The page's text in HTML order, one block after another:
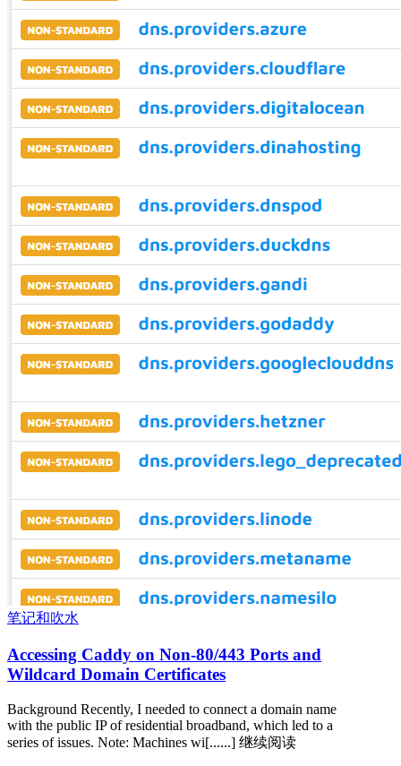
笔记和吹水
Accessing Caddy on Non-80/443 Ports and
Wildcard Domain Certificates
Background Recently, I needed to connect a domain name
with the public IP of residential broadband, which led to a
series of issues. Note: Machines wi[......] 继续阅读